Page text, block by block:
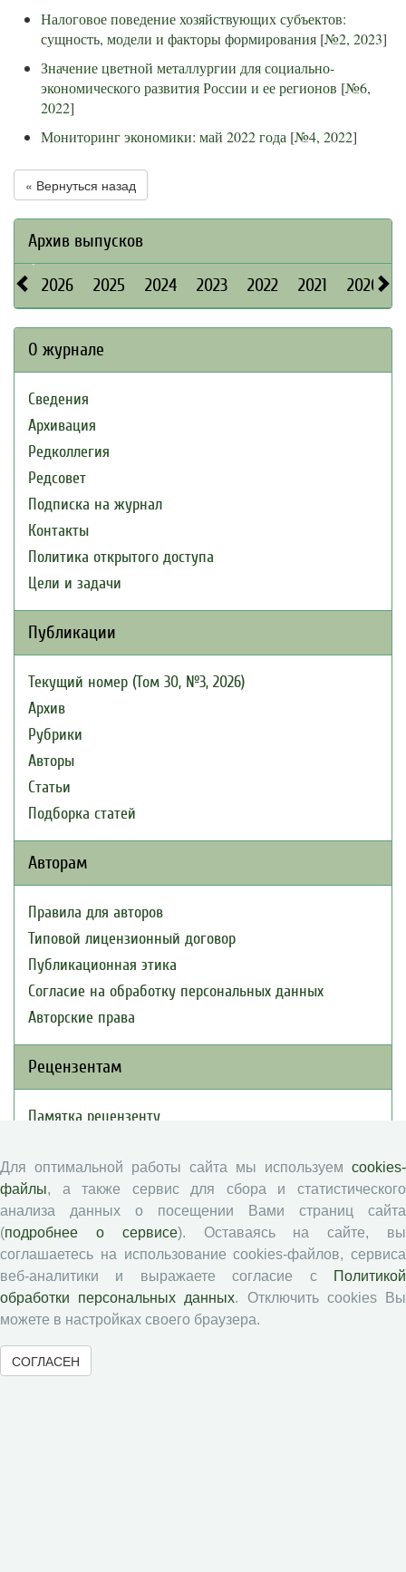
Налоговое поведение хозяйствующих субъектов:
сущность, модели и факторы формирования [№2, 2023]
Значение цветной металлургии для социально-
экономического развития России и ее регионов [№6,
2022]
Мониторинг экономики: май 2022 года [№4, 2022]
« Вернуться назад
Архив выпусков
2026 2025 2024 2023 2022 2021 2020
О журнале
Сведения
Архивация
Редколлегия
Редсовет
Подписка на журнал
Контакты
Политика открытого доступа
Цели и задачи
Публикации
Текущий номер (Том 30, №3, 2026)
Архив
Рубрики
Авторы
Статьи
Подборка статей
Авторам
Правила для авторов
Типовой лицензионный договор
Публикационная этика
Согласие на обработку персональных данных
Авторские права
Рецензентам
Памятка рецензенту
Форма рецензии
Журналы ВолНЦ РАН
Экономические и социальные перемены
Проблемы развития территории
Социальное пространство
Для оптимальной работы сайта мы используем cookies-
файлы, а также сервис для сбора и статистического
анализа данных о посещении Вами страниц сайта
(подробнее о сервисе). Оставаясь на сайте, вы
соглашаетесь на использование cookies-файлов, сервиса
веб-аналитики и выражаете согласие с
Политикой
обработки персональных данных. Отключить cookies Вы
можете в настройках своего браузера.
СОГЛАСЕН